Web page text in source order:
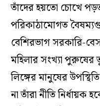
তাঁদের হয়তো চোখে
পরিকাঠামোগত
বেশিরভাগ সরকারি-
মহিলার সংখ্যা
লিঙ্গের মানুষের
না তাঁরা নীতি